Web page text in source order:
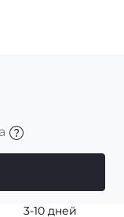
3-10 дней